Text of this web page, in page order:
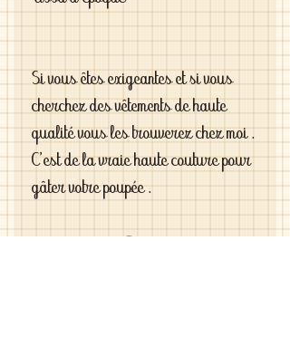
Si vous êtes exigeantes et si vous
cherchez des vêtements de haute
qualité vous les trouverez chez moi .
C'est de la vraie haute couture pour
gâter votre poupée .